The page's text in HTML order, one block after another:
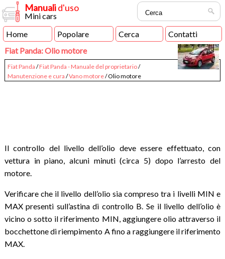
Manualid'uso
Mini cars
Home
Popolare Cerca
Contatti
Fiat Panda: Olio motore
Fiat Panda /Fiat Panda - Manuale del proprietario/
Manutenzione e cura /Vano motore/ Olio motore
Il controllo del livello dell’olio deve essere effettuato, con
vettura in piano, alcuni minuti (circa 5) dopo l’arresto del
motore.
Verificare che il livello dell’olio sia compreso tra i livelli MIN e
MAX presenti sull’astina di controllo B. Se il livello dell’olio è
vicino o sotto il riferimento MIN, aggiungere olio attraverso il
bocchettone di riempimento A fino a raggiungere il riferimento
MAX.